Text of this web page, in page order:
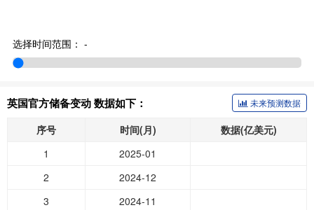
选择时间范围： -
英国官方储备变动 数据如下： 未来预测数据
序号 时间(月)
数据(亿美元)
1
2025-01
2
2024-12
3
2024-11